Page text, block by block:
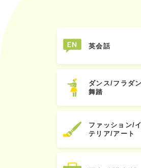
英会話
ダンス/フラダ
舞踏
ファッション/
テリア/アート